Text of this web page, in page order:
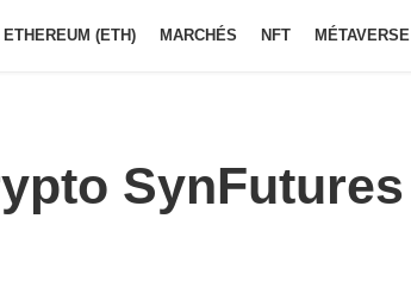
ETHEREUM (ETH) MARCHÉS NFT MÉTAVERSE
SynFutures